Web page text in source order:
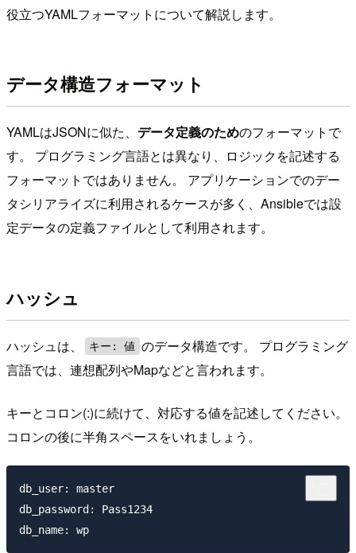
役立つYAMLフォーマットについて解説します。
データ構造フォーマット
YAMLはJSONに似た、 データ定義のためのフォーマットで
す。 プログラミング言語とは異なり、ロジックを記述する
フォーマットではありません。 アプリケーションでのデー
タシリアライズに利用されるケースが多く、Ansibleでは設
定データの定義ファイルとして利用されます。
ハッシュ
ハッシュは、 キー: 値 のデータ構造です。 プログラミング
言語では、連想配列やMapなどと言われます。
キーとコロン(:)に続けて、対応する値を記述してください。
コロンの後に半角スペースをいれましょう。
db_user: master
db_password: Pass1234